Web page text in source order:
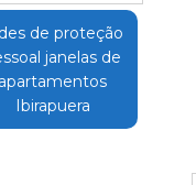
de proteção
janelas de
apartamentos
Ibirapuera